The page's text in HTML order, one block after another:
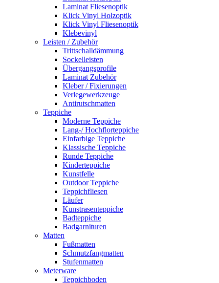
Laminat Fliesenoptik
Klick Vinyl Holzoptik
Klick Vinyl Fliesenoptik
Klebevinyl
Leisten / Zubehör
Trittschalldämmung
Sockelleisten
Übergangsprofile
Laminat Zubehör
Kleber / Fixierungen
Verlegewerkzeuge
Antirutschmatten
Teppiche
Moderne Teppiche
Lang-/ Hochflorteppiche
Einfarbige Teppiche
Klassische Teppiche
Runde Teppiche
Kinderteppiche
Kunstfelle
Outdoor Teppiche
Teppichfliesen
Läufer
Kunstrasenteppiche
Badteppiche
Badgarnituren
Matten
Fußmatten
Schmutzfangmatten
Stufenmatten
Meterware
Teppichboden